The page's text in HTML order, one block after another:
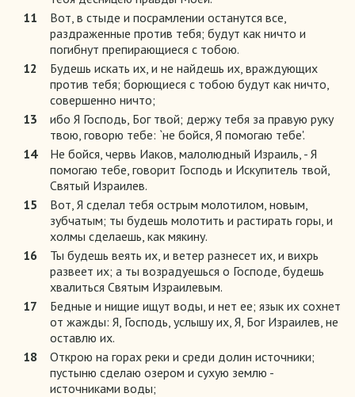
11
Вот, в стыде и посрамлении останутся все,
раздраженные против тебя; будут как ничто и
погибнут препирающиеся с тобою.
12
Будешь искать их, и не найдешь их, враждующих
против тебя; борющиеся с тобою будут как ничто,
совершенно ничто;
13
ибо Я Господь, Бог твой; держу тебя за правую руку
твою, говорю тебе: `не бойся, Я помогаю тебе'.
14
Не бойся, червь Иаков, малолюдный Израиль, - Я
помогаю тебе, говорит Господь и Искупитель твой,
Святый Израилев.
15
Вот, Я сделал тебя острым молотилом, новым,
зубчатым; ты будешь молотить и растирать горы, и
холмы сделаешь, как мякину.
16
Ты будешь веять их, и ветер разнесет их, и вихрь
развеет их; а ты возрадуешься о Господе, будешь
хвалиться Святым Израилевым.
17
Бедные и нищие ищут воды, и нет ее; язык их сохнет
от жажды: Я, Господь, услышу их, Я, Бог Израилев, не
оставлю их.
18
Открою на горах реки и среди долин источники;
пустыню сделаю озером и сухую землю -
источниками воды;